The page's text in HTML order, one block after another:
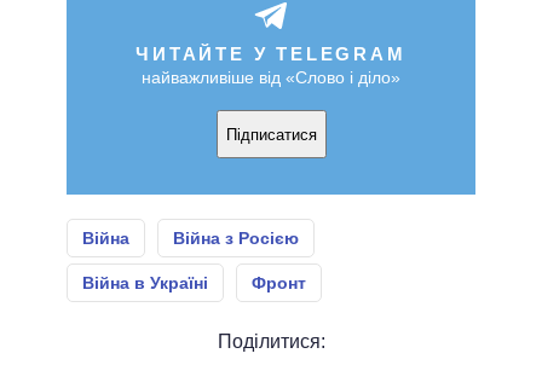
ЧИТАЙТЕ У TELEGRAM
найважливіше від «Слово і діло»
Підписатися
Війна Війна з Росією
Війна в Україні Фронт
Поділитися: